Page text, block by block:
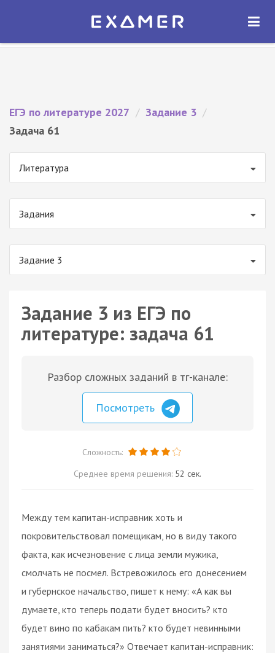
Экзамер — ЕГЭ 2027
ОТКРЫТЬ
ЕГЭ по литературе 2027 / Задание 3 /
Задача 61
Литература
Задания
Задание 3
Задание 3 из ЕГЭ по
литературе: задача 61
Разбор сложных заданий в тг-канале:
Посмотреть
Сложность:
Среднее время решения: 52 сек.
Между тем капитан-исправник хоть и
покровительствовал помещикам, но в виду такого
факта, как исчезновение с лица земли мужика,
смолчать не посмел. Встревожилось его донесением
и губернское начальство, пишет к нему: «А как вы
думаете, кто теперь подати будет вносить? кто
будет вино по кабакам пить? кто будет невинными
занятиями заниматься?» Отвечает капитан-исправник: